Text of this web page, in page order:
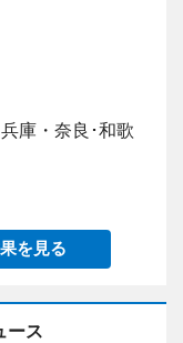
庫・奈良･和歌
を見る
ース